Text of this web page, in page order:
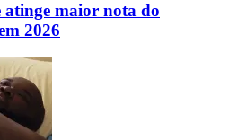
atinge maior nota do
2026